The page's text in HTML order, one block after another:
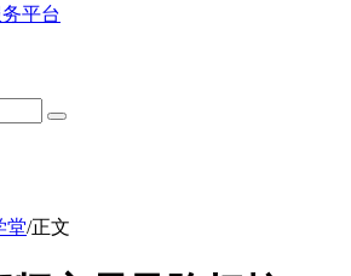
平台
堂/正文